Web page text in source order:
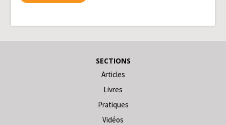
SECTIONS
Articles
Livres
Pratiques
Vidéos